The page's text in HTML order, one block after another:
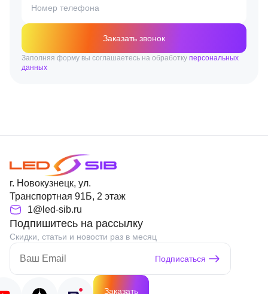
Номер телефона
Заказать звонок
Заполняя форму вы соглашаетесь на обработку персональных
данных
г. Новокузнецк, ул.
Транспортная 91Б, 2 этаж
1@led-sib.ru
Подпишитесь на рассылку
Скидки, статьи и новости раз в месяц
Подписаться
Заказать